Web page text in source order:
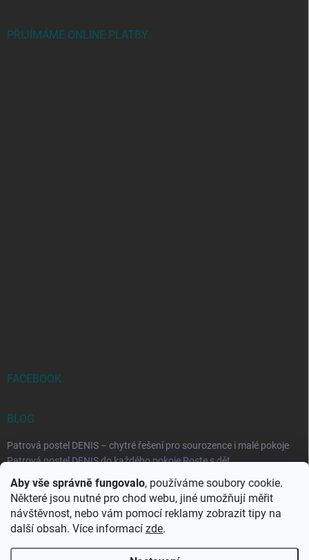
Aby vše správně fungovalo, používáme soubory cookie.
Některé jsou nutné pro chod webu, jiné umožňují měřit
návštěvnost, nebo vám pomocí reklamy zobrazit tipy na
další obsah. Více informací zde.
PŘIJÍMÁME ONLINE PLATBY
FACEBOOK
BLOG
Patrová postel DENIS – chytré řešení pro sourozence i malé pokoje
Patrová postel DENIS do každého pokoje Roste s dět...
Rozkládací postele RELAX – ideální řešení pro malé prostory i
každodenní spaní
Rozkládací postel, která se přizpůsobí vašemu živo...